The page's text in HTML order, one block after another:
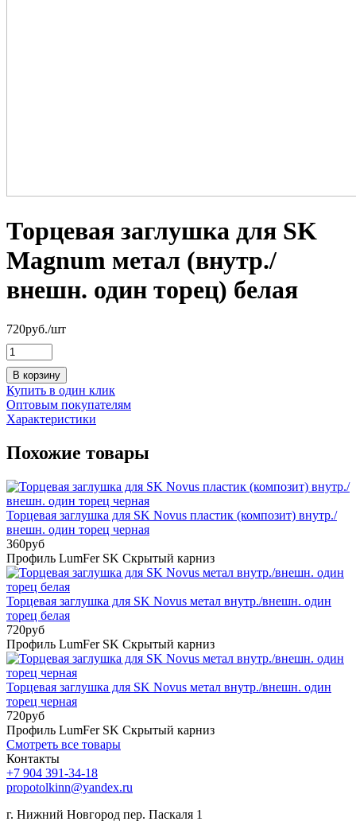
Торцевая заглушка для SK
Magnum метал (внутр./
внешн. один торец) белая
720руб./шт
В корзину
Купить в один клик
Оптовым покупателям
Характеристики
Похожие товары
Торцевая заглушка для SK Novus пластик (композит) внутр./
внешн. один торец черная
360руб
Профиль LumFer SK Скрытый карниз
Торцевая заглушка для SK Novus метал внутр./внешн. один
торец белая
720руб
Профиль LumFer SK Скрытый карниз
Торцевая заглушка для SK Novus метал внутр./внешн. один
торец черная
720руб
Профиль LumFer SK Скрытый карниз
Смотреть все товары
Контакты
+7 904 391-34-18
propotolkinn@yandex.ru
г. Нижний Новгород пер. Паскаля 1